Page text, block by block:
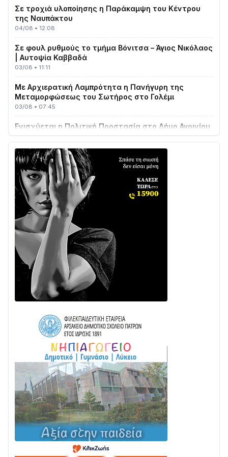
της Ναυπάκτου
04/08 • 12:08
Σε φουλ ρυθμούς το τμήμα Βόνιτσα – Άγιος Νικόλαος
| Αυτοψία Καββαδά
03/08 • 11:11
Με Αρχιερατική Λαμπρότητα η Πανήγυρη της
Μεταμορφώσεως του Σωτήρος στο Γολέμι
03/08 • 07:45
Ενισχύεται η Πολιτική Προστασία στο Δήμο Αγρινίου
με δύο νέα υδροφόρα οχήματα
02/08 • 18:26
Διαβάστε την «Ναυπακτία» που κυκλοφορεί
31/07 • 08:16
Δωρίδα για Όλους: «Καμία εκχώρηση των νερών
στην ΕΥΔΑΠ»
28/07 • 21:46
Διαβάστε την «Ναυπακτία» που κυκλοφορεί
24/07 • 11:31
ΕΚΤΑΚΤΟ – ΝΑΥΠΑΚΤΙΑ: ΣΥΝΑΓΕΡΜΟΣ ΣΤΗΝ
ΠΥΡΟΣΒΕΣΤΙΚΗ ΓΙΑ ΦΩΤΙΑ ΣΤΟΝ ΑΓΙΟ ΗΛΙΑ ΠΡΙΝ ΤΗ
ΓΡΑΝΙΤΣΑ
24/07 • 11:03
ΤΟ ΠΑΡΤΥ ΣΥΝΕΧΙΖΕΤΑΙ…
Στο σκοτάδι μεγάλο μέρος στο Λυγιά Ναυπάκτου
04/08 • 19:47
Σε τροχιά υλοποίησης η Παράκαμψη του Κέντρου
της Ναυπάκτου
04/08 • 12:08
Σε φουλ ρυθμούς το τμήμα Βόνιτσα – Άγιος Νικόλαος
| Αυτοψία Καββαδά
03/08 • 11:11
Με Αρχιερατική Λαμπρότητα η Πανήγυρη της
Μεταμορφώσεως του Σωτήρος στο Γολέμι